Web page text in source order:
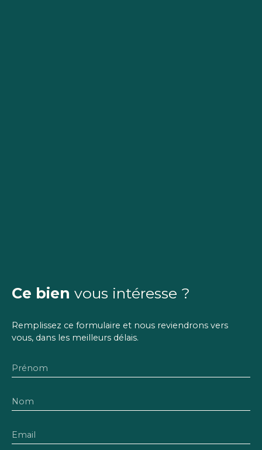
Ce bien vous intéresse ?
Remplissez ce formulaire et nous reviendrons vers
vous, dans les meilleurs délais.
Prénom
Nom
Email